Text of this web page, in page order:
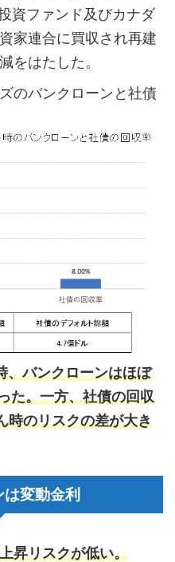
資ファンド及びカナダ
家連合に買収され再建
をはたした。
のバンクローンと社債
バンクローンはほぼ
た。一方、社債の回収
時のリスクの差が大き
変動金利
昇リスクが低い。